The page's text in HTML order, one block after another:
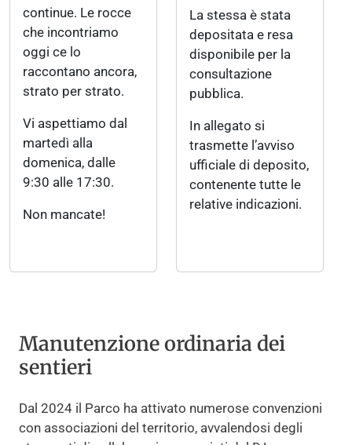
continue. Le rocce
che incontriamo
oggi ce lo
raccontano ancora,
strato per strato.
Vi aspettiamo dal
martedì alla
domenica, dalle
9:30 alle 17:30.
Non mancate!
La stessa è stata
depositata e resa
disponibile per la
consultazione
pubblica.
In allegato si
trasmette l’avviso
ufficiale di deposito,
contenente tutte le
relative indicazioni.
Manutenzione ordinaria dei
sentieri
Dal 2024 il Parco ha attivato numerose convenzioni
con associazioni del territorio, avvalendosi degli